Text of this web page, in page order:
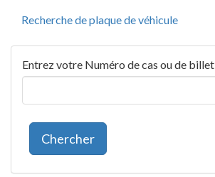
Recherche de plaque de véhicule
Entrez votre Numéro de cas ou de billet